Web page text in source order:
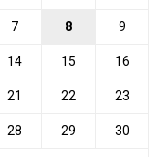
7 8 9
14 15 16
21 22 23
28 29 30